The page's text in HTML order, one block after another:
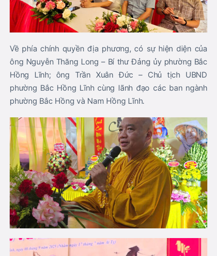
Về phía chính quyền địa phương, có sự hiện diện của
ông Nguyễn Thăng Long – Bí thư Đảng ủy phường Bắc
Hồng Lĩnh; ông Trần Xuân Đức – Chủ tịch UBND
phường Bắc Hồng Lĩnh cùng lãnh đạo các ban ngành
phường Bắc Hồng và Nam Hồng Lĩnh.